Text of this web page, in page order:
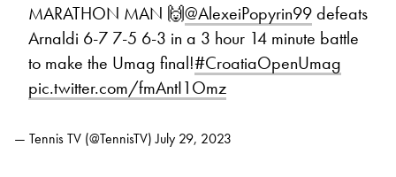
MARATHON MAN 🙌@AlexeiPopyrin99defeats
Arnaldi 6-7 7-5 6-3 in a 3 hour 14 minute battle
to make the Umag final!#CroatiaOpenUmag
pic.twitter.com/fmAntI1Omz
— Tennis TV (@TennisTV)July 29, 2023